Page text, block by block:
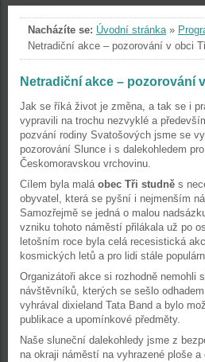
Nacházíte se: Úvodní stránka»
Netradiční akce – pozorování v obci
Netradiční akce – pozorování
Jak se říká život je změna, a tak se i
vypravili na trochu nezvyklé a
pozvání rodiny Svatošových jsme se
pozorování Slunce i s dalekohledem
Českomoravskou vrchovinu.
Cílem byla malá obec Tři studně s
obyvatel, která se pyšní i nejmenším
Samozřejmě se jedná o malou
vzniku tohoto náměstí přilákala už po
letošním roce byla celá recesistická
kosmických letů a pro lidi stále
Organizátoři akce si rozhodně nemohli
návštěvníků, kterých se sešlo
vyhrával dixieland Tata Band a bylo
publikace a upomínkové předměty.
Naše sluneční dalekohledy jsme z
na okraji náměstí na vyhrazené ploše